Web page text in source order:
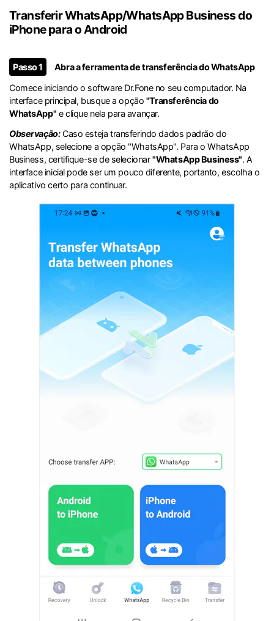
Transferir WhatsApp/WhatsApp Business do
iPhone para o Android
Passo 1
Abra a ferramenta de transferência do WhatsApp
Comece iniciando o software Dr.Fone no seu computador. Na
interface principal, busque a opção "Transferência do
WhatsApp" e clique nela para avançar.
Observação:Caso esteja transferindo dados padrão do
WhatsApp, selecione a opção "WhatsApp". Para o WhatsApp
Business, certifique-se de selecionar"WhatsApp Business". A
interface inicial pode ser um pouco diferente, portanto, escolha o
aplicativo certo para continuar.